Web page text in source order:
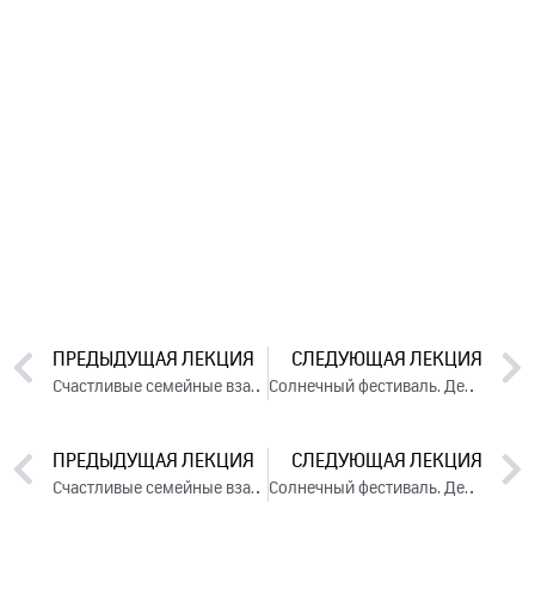
ПРЕДЫДУЩАЯ ЛЕКЦИЯ
Счастливые семейные взаимоотношения мужчины и женщины. День 1. Часть 2 (2025)
СЛЕДУЮЩАЯ ЛЕКЦИЯ
Солнечный фестиваль. День 1 (2025)
ПРЕДЫДУЩАЯ ЛЕКЦИЯ
Счастливые семейные взаимоотношения мужчины и женщины. День 1. Часть 2 (2025)
СЛЕДУЮЩАЯ ЛЕКЦИЯ
Солнечный фестиваль. День 1 (2025)